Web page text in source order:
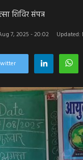
शिविर संपन्न
7, 2025 - 20:02 Updated: